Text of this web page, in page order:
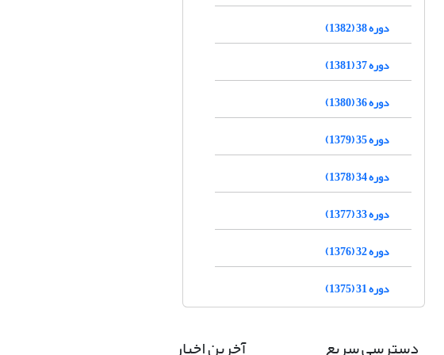
دوره 38 (1382)
دوره 37 (1381)
دوره 36 (1380)
دوره 35 (1379)
دوره 34 (1378)
دوره 33 (1377)
دوره 32 (1376)
دوره 31 (1375)
دسترسی سریع آخرین اخبار